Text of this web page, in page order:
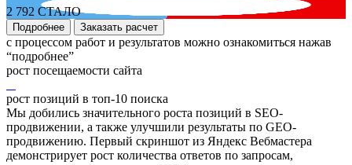
2 792 СТАЛО
Подробнее Заказать расчет
с процессом работ и результатов можно ознакомиться нажав
“подробнее”
рост посещаемости сайта
рост позиций в топ-10 поиска
Мы добились значительного роста позиций в SEO-
продвижении, а также улучшили результаты по GEO-
продвижению. Первый скриншот из Яндекс Вебмастера
демонстрирует рост количества ответов по запросам,